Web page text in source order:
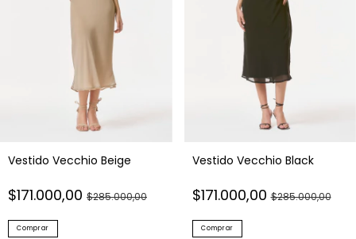
Vestido Vecchio Beige
$171.000,00 $285.000,00
Comprar
Vestido Vecchio Black
$171.000,00$285.000,00
Comprar